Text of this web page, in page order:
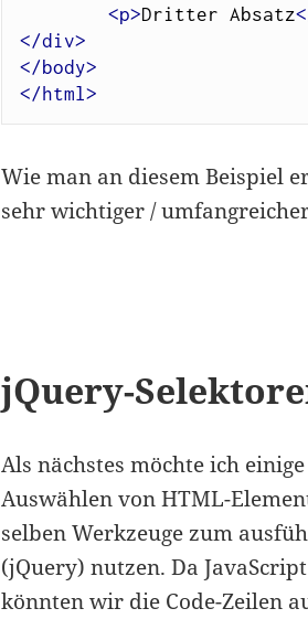
<p>Dritter Absatz
</div>
</body>
</html>
Wie man an diesem Beispiel
sehr wichtiger /
jQuery-
Als nächstes möchte ich
Auswählen von HTML-
selben Werkzeuge zum
(jQuery) nutzen. Da
könnten wir die Code-Zeilen